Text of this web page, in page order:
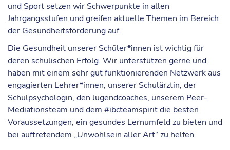
und Sport setzen wir Schwerpunkte in allen
Jahrgangsstufen und greifen aktuelle Themen im Bereich
der Gesundheitsförderung auf.
Die Gesundheit unserer Schüler*innen ist wichtig für
deren schulischen Erfolg. Wir unterstützen gerne und
haben mit einem sehr gut funktionierenden Netzwerk aus
engagierten Lehrer*innen, unserer Schulärztin, der
Schulpsychologin, den Jugendcoaches, unserem Peer-
Mediationsteam und dem #ibcteamspirit die besten
Voraussetzungen, ein gesundes Lernumfeld zu bieten und
bei auftretendem „Unwohlsein aller Art“ zu helfen.